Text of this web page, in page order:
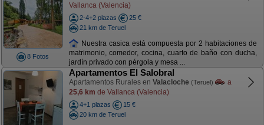
8 Fotos
Vallanca (Valencia)
2-4+2 plazas
25 €
21 km de Teruel
Nuestra casica está compuesta por 2 habitaciones de
matrimonio, comedor, cocina, cuarto de baño con ducha,
jardín privado con pérgola y mesa ...
Apartamentos El Salobral
Apartamentos Rurales en Valacloche (Teruel)
a
25,6 km de Vallanca (Valencia)
4+1 plazas
15 €
20 km de Teruel